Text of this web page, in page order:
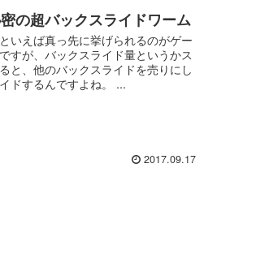
の超バックスライドワーム
いえば真っ先に挙げられるのがゲー
すが、バックスライド量というかス
と、他のバックスライドを売りにし
ドするんですよね。 ...
2017.09.17